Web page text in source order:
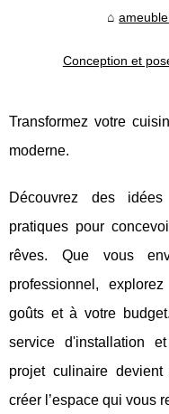
Conception et
Transformez votre
moderne.
Découvrez des
pratiques pour
rêves. Que vous
professionnel,
goûts et à votre
service d'installation
projet culinaire
créer l’espace qui vous